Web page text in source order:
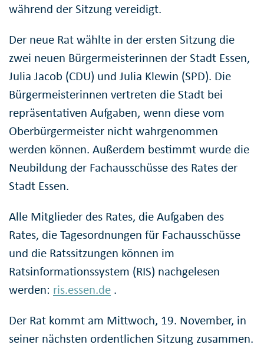
während der Sitzung vereidigt.
Der neue Rat wählte in der ersten Sitzung die
zwei neuen Bürgermeisterinnen der Stadt Essen,
Julia Jacob (CDU) und Julia Klewin (SPD). Die
Bürgermeisterinnen vertreten die Stadt bei
repräsentativen Aufgaben, wenn diese vom
Oberbürgermeister nicht wahrgenommen
werden können. Außerdem bestimmt wurde die
Neubildung der Fachausschüsse des Rates der
Stadt Essen.
Alle Mitglieder des Rates, die Aufgaben des
Rates, die Tagesordnungen für Fachausschüsse
und die Ratssitzungen können im
Ratsinformationssystem (RIS) nachgelesen
werden: ris.essen.de .
Der Rat kommt am Mittwoch, 19. November, in
seiner nächsten ordentlichen Sitzung zusammen.